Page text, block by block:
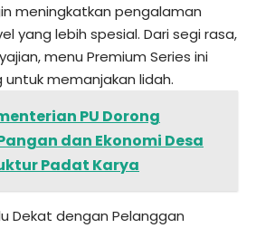
meningkatkan pengalaman
yang lebih spesial. Dari segi rasa,
menu Premium Series ini
memanjakan lidah.
PU Dorong
dan Ekonomi Desa
Padat Karya
Dekat dengan Pelanggan